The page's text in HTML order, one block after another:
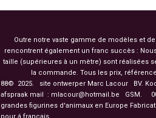
Outre notre vaste gamme de modèles et
rencontrent également un franc succès :
taille (supérieures à un mètre) sont réalisées
la commande. Tous les prix,
88© 2025. site ontwerper Marc Lacour BV.
afspraak mail : mlacour@hotmail.be GSM.
grandes figurines